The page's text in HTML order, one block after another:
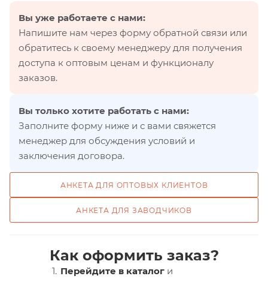
Вы уже работаете с нами:
Напишите нам через форму обратной связи или
обратитесь к своему менеджеру для получения
доступа к оптовым ценам и функционалу
заказов.
Вы только хотите работать с нами:
Заполните форму ниже и с вами свяжется
менеджер для обсуждения условий и
заключения договора.
АНКЕТА ДЛЯ ОПТОВЫХ КЛИЕНТОВ
АНКЕТА ДЛЯ ЗАВОДЧИКОВ
Как оформить заказ?
Перейдите в каталог и